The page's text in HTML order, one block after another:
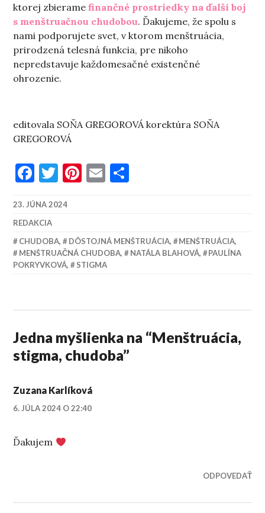
ktorej zbieramefinančné prostriedky na ďalší boj
s menštruačnou chudobou. Ďakujeme, že spolu s
nami podporujete svet, v ktorom menštruácia,
prirodzená telesná funkcia, pre nikoho
nepredstavuje každomesačné existenčné
ohrozenie.
editovala SOŇA GREGOROVÁ korektúra SOŇA
GREGOROVÁ
Facebook
Twitter
Pinterest
Email
23. JÚNA 2024
REDAKCIA
CHUDOBA, DÔSTOJNÁ MENŠTRUÁCIA, MENŠTRUÁCIA,
MENŠTRUAČNÁ CHUDOBA, NATÁLA BLAHOVÁ,
PAULÍNA
POKRYVKOVÁ, STIGMA
Jedna myšlienka na “Menštruácia,
stigma, chudoba”
Zuzana Karlíková
6. JÚLA 2024 O 22:40
Ďakujem
ODPOVEDAŤ